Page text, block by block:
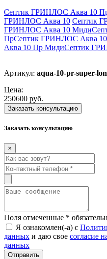
Септик ГРИНЛОС Аква 10
ГРИНЛОС Аква 10 Септик
ГРИНЛОС Аква 10 Миди
ПрСептик ГРИНЛОС Аква
Аква 10 Пр МидиСептик
Артикул: aqua-10-pr-super-
Цена:
250600 руб.
Заказать консультацию
Заказать консультацию
×
Поля отмеченные *
Я ознакомлен(-а) с
данных и даю свое согласие
данных